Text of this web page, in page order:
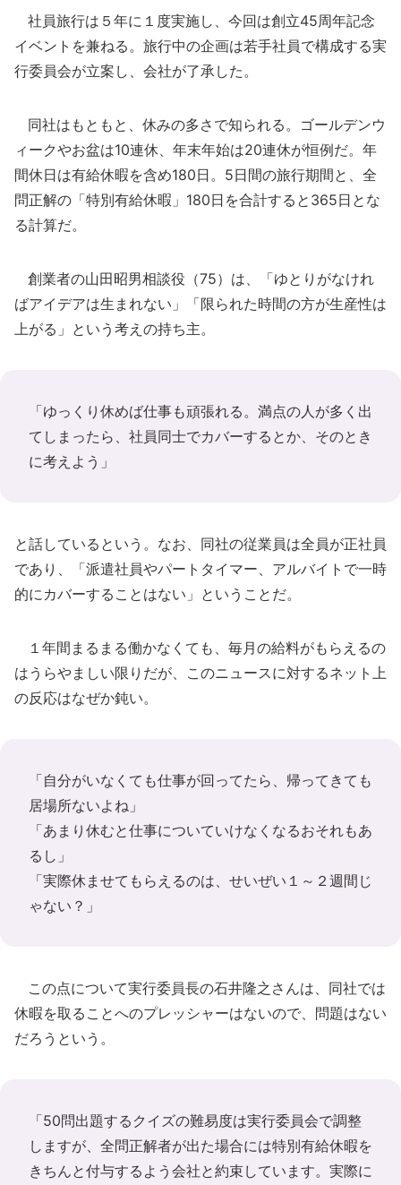
社員旅行は５年に１度実施し、今回は創立45周年記念
イベントを兼ねる。旅行中の企画は若手社員で構成する実
行委員会が立案し、会社が了承した。
同社はもともと、休みの多さで知られる。ゴールデンウ
ィークやお盆は10連休、年末年始は20連休が恒例だ。年
間休日は有給休暇を含め180日。5日間の旅行期間と、全
問正解の「特別有給休暇」180日を合計すると365日とな
る計算だ。
創業者の山田昭男相談役（75）は、「ゆとりがなけれ
ばアイデアは生まれない」「限られた時間の方が生産性は
上がる」という考えの持ち主。
「ゆっくり休めば仕事も頑張れる。満点の人が多く出
てしまったら、社員同士でカバーするとか、そのとき
に考えよう」
と話しているという。なお、同社の従業員は全員が正社員
であり、「派遣社員やパートタイマー、アルバイトで一時
的にカバーすることはない」ということだ。
１年間まるまる働かなくても、毎月の給料がもらえるの
はうらやましい限りだが、このニュースに対するネット上
の反応はなぜか鈍い。
「自分がいなくても仕事が回ってたら、帰ってきても
居場所ないよね」
「あまり休むと仕事についていけなくなるおそれもあ
るし」
「実際休ませてもらえるのは、せいぜい１～２週間じ
ゃない？」
この点について実行委員長の石井隆之さんは、同社では
休暇を取ることへのプレッシャーはないので、問題はない
だろうという。
「50問出題するクイズの難易度は実行委員会で調整
しますが、全問正解者が出た場合には特別有給休暇を
きちんと付与するよう会社と約束しています。実際に